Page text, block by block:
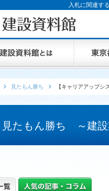
入札に関連す
見たもん勝ち 【キャリアアップ
見たもん勝ち ～建設